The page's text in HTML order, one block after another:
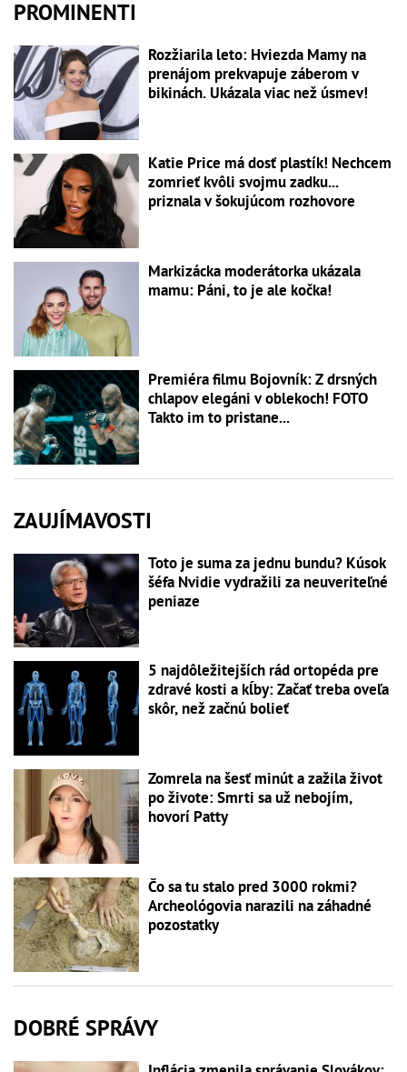
PROMINENTI
Rozžiarila leto: Hviezda Mamy na
prenájom prekvapuje záberom v
bikinách. Ukázala viac než úsmev!
Katie Price má dosť plastík! Nechcem
zomrieť kvôli svojmu zadku...
priznala v šokujúcom rozhovore
Markizácka moderátorka ukázala
mamu: Páni, to je ale kočka!
Premiéra filmu Bojovník: Z drsných
chlapov elegáni v oblekoch! FOTO
Takto im to pristane...
ZAUJÍMAVOSTI
Toto je suma za jednu bundu? Kúsok
šéfa Nvidie vydražili za neuveriteľné
peniaze
5 najdôležitejších rád ortopéda pre
zdravé kosti a kĺby: Začať treba oveľa
skôr, než začnú bolieť
Zomrela na šesť minút a zažila život
po živote: Smrti sa už nebojím,
hovorí Patty
Čo sa tu stalo pred 3000 rokmi?
Archeológovia narazili na záhadné
pozostatky
DOBRÉ SPRÁVY